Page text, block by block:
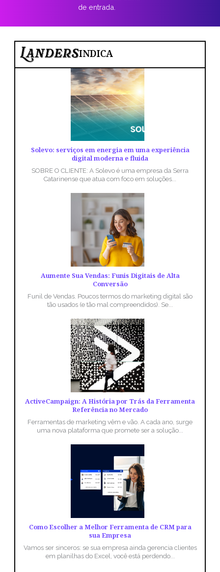
de entrada.
INDICA
Solevo: serviços em energia em uma experiência
digital moderna e fluida
SOBRE O CLIENTE: A Solevo é uma empresa da Serra
Catarinense que atua com foco em soluções...
Aumente Sua Vendas: Funis Digitais de Alta
Conversão
Funil de Vendas. Poucos termos do marketing digital são
tão usados (e tão mal compreendidos). Se...
ActiveCampaign: A História por Trás da Ferramenta
Referência no Mercado
Ferramentas de marketing vêm e vão. A cada ano, surge
uma nova plataforma que promete ser a solução...
Como Escolher a Melhor Ferramenta de CRM para
sua Empresa
Vamos ser sinceros: se sua empresa ainda gerencia clientes
em planilhas do Excel, você está perdendo...